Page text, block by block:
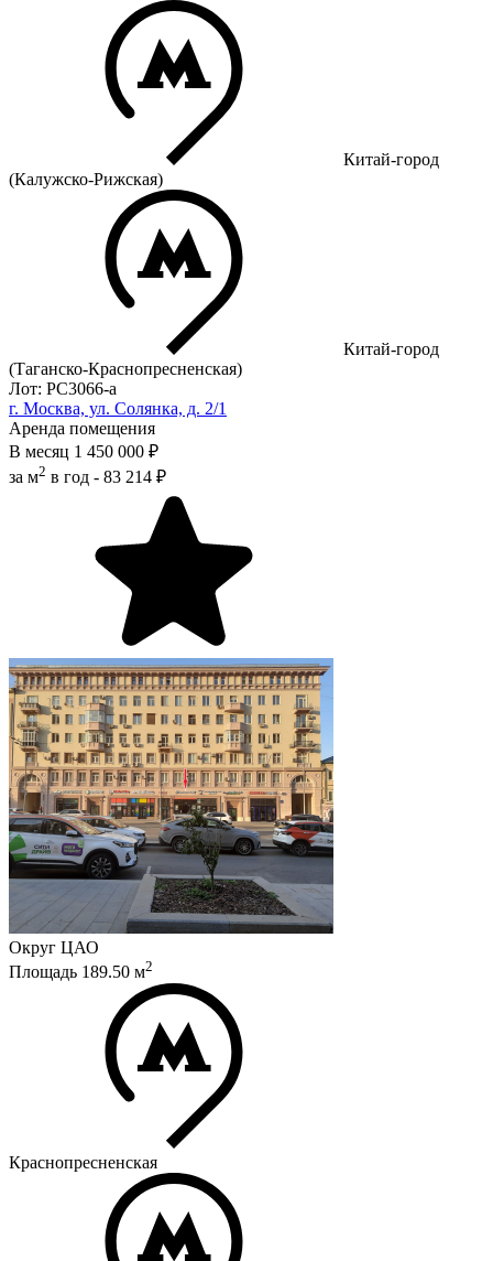
Китай-город
(Калужско-Рижская)
Китай-город
(Таганско-Краснопресненская)
Лот: РС3066-a
г. Москва, ул. Солянка, д. 2/1
Аренда помещения
В месяц 1 450 000 ₽
за м2 в год - 83 214 ₽
Округ ЦАО
Площадь 189.50 м2
Краснопресненская